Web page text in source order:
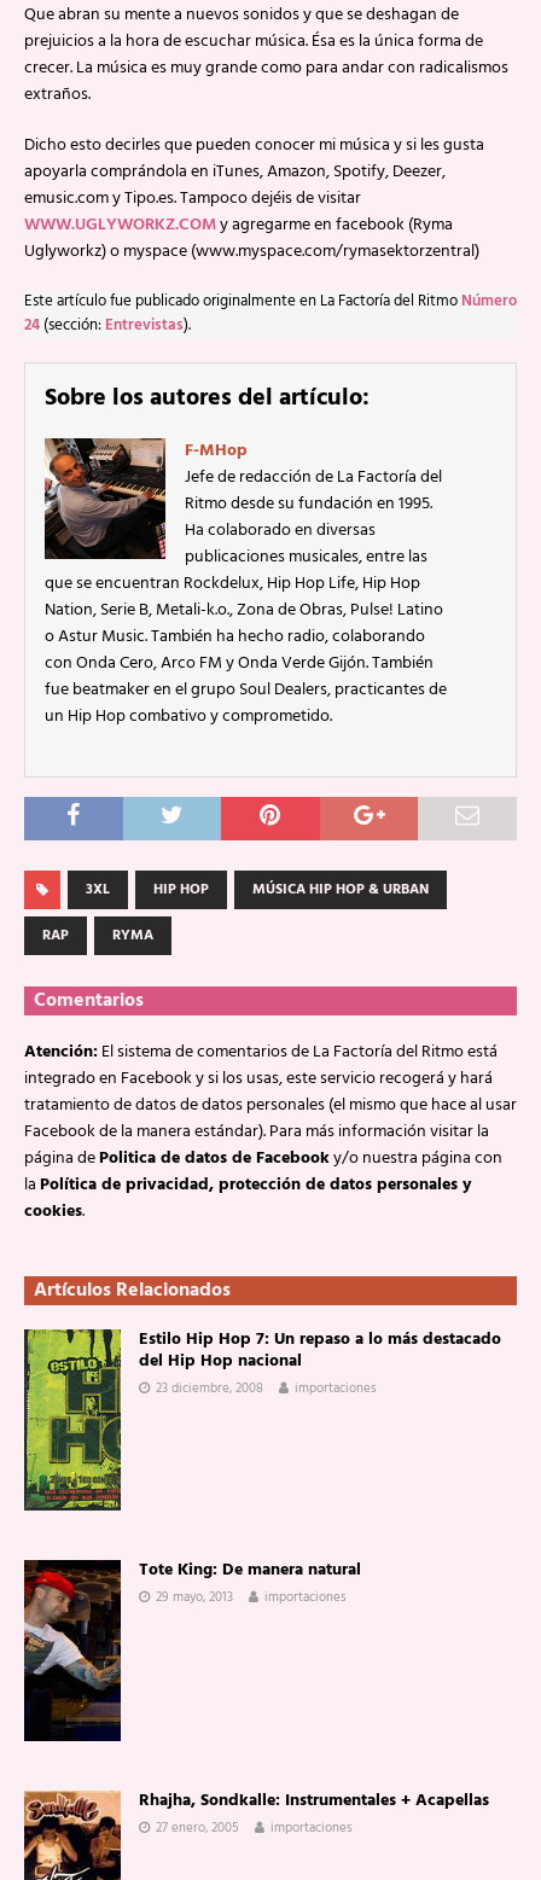
Que abran su mente a nuevos sonidos y que se deshagan de
prejuicios a la hora de escuchar música. Ésa es la única forma de
crecer. La música es muy grande como para andar con radicalismos
extraños.
Dicho esto decirles que pueden conocer mi música y si les gusta
apoyarla comprándola en iTunes, Amazon, Spotify, Deezer,
emusic.com y Tipo.es. Tampoco dejéis de visitar
WWW.UGLYWORKZ.COMy agregarme en facebook (Ryma
Uglyworkz) o myspace (www.myspace.com/rymasektorzentral)
Este artículo fue publicado originalmente en La Factoría del Ritmo Número
24 (sección: Entrevistas).
Sobre los autores del artículo:
F-MHop
Jefe de redacción de La Factoría del
Ritmo desde su fundación en 1995.
Ha colaborado en diversas
publicaciones musicales, entre las
que se encuentran Rockdelux, Hip Hop Life, Hip Hop
Nation, Serie B, Metali-k.o., Zona de Obras, Pulse! Latino
o Astur Music. También ha hecho radio, colaborando
con Onda Cero, Arco FM y Onda Verde Gijón. También
fue beatmaker en el grupo Soul Dealers, practicantes de
un Hip Hop combativo y comprometido.
3XL HIP HOP
MÚSICA HIP HOP & URBAN
RAP
RYMA
Comentarios
Atención:El sistema de comentarios de La Factoría del Ritmo está
integrado en Facebook y si los usas, este servicio recogerá y hará
tratamiento de datos de datos personales (el mismo que hace al usar
Facebook de la manera estándar). Para más información visitar la
página dePolitica de datos de Facebooky/o nuestra página con
laPolítica de privacidad, protección de datos personales y
cookies.
Artículos Relacionados
Estilo Hip Hop 7: Un repaso a lo más destacado
del Hip Hop nacional
23 diciembre, 2008 importaciones
Tote King: De manera natural
29 mayo, 2013 importaciones
Rhajha, Sondkalle: Instrumentales + Acapellas
27 enero, 2005 importaciones